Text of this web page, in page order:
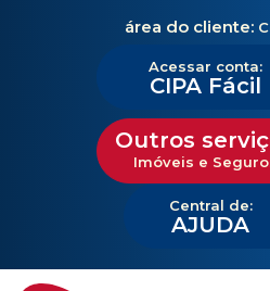
área do cliente:
Acessar conta:
CIPA Fácil
Outros
Imóveis e
Central de:
AJUDA